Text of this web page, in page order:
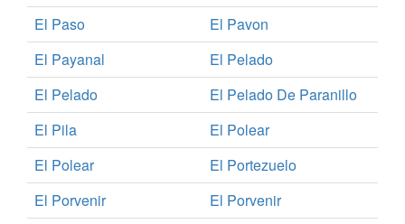
El Paso
El Pavon
El Payanal
El Pelado
El Pelado
El Pelado De Paranillo
El Pila
El Polear
El Polear
El Portezuelo
El Porvenir
El Porvenir